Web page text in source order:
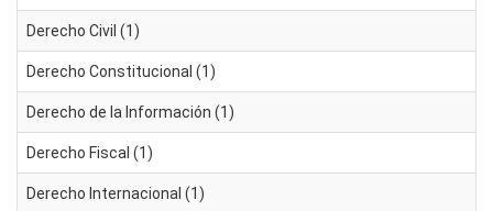
Derecho Civil (1)
Derecho Constitucional (1)
Derecho de la Información (1)
Derecho Fiscal (1)
Derecho Internacional (1)